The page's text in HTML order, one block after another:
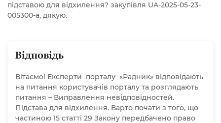
підставою для відхилення? закупівля UA-2025-05-23-
005300-a, дякую.
Відповідь
Вітаємо! Експерти порталу «Радник» відповідають
на питання користувачів порталу та розглядають
питання – Виправлення невідповідностей.
Підстава для відхилення. Варто почати з того, що
частиною 15 статті 29 Закону передбачено право